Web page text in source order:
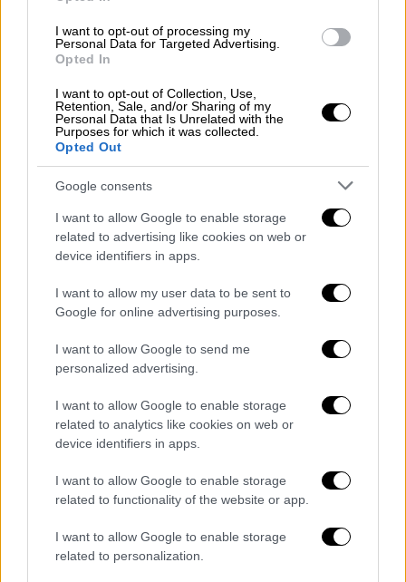
I want to opt-out of processing my
Personal Data for Targeted Advertising.
Opted In
I want to opt-out of Collection, Use,
Retention, Sale, and/or Sharing of my
Personal Data that Is Unrelated with the
Purposes for which it was collected.
Opted Out
Google consents
I want to allow Google to enable storage
related to advertising like cookies on web or
device identifiers in apps.
I want to allow my user data to be sent to
Google for online advertising purposes.
I want to allow Google to send me
personalized advertising.
I want to allow Google to enable storage
related to analytics like cookies on web or
device identifiers in apps.
I want to allow Google to enable storage
related to functionality of the website or app.
I want to allow Google to enable storage
related to personalization.
δήλωσε ο βουλευτής, ξεκαθαρίζοντας ότι το
κόμμα δεν πρόκειται να αποσυρθεί από την
πολιτική σκηνή. Παράλληλα,
κάλεσε τον
συλλογικάγια το πώς το κόμμα θα οδηγηθεί
στις επόμενες εκλογές.
Σχετικά με τις συμμαχίες του ΣΥΡΙΖΑ, ο κ.
Παππάς υποστήριξε ότι υπάρχει
ανάγκη για
μια ευρεία συμπόρευση δυνάμεων
. Εξήρε την
προσωπικότητα του Νίκου Κοτζιά,
χαρακτηρίζοντάς τον «κόσμημα» της
διακυβέρνησής τους, ενώ άφησε
ανοιχτό το
ενδεχόμενο συνεργασίας με τη Νέα
συνεργασίας είναι διαρκής.
Απευθυνόμενος στη βάση του κόμματος,
υπογράμμισε στον ευθύ λόγο: «Δεν θέλω να
φύγει κανείς. Θέλω όλοι να μείνουν εδώ».
Η κριτική στη ΝΔ